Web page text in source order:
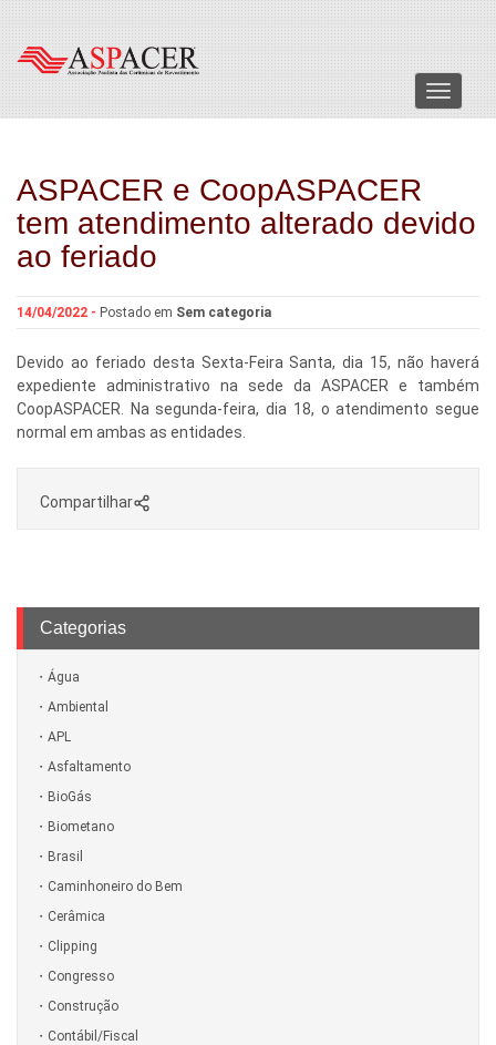
Menu
ASPACER e CoopASPACER
tem atendimento alterado devido
ao feriado
14/04/2022 - Postado em Sem categoria
Devido ao feriado desta Sexta-Feira Santa, dia 15, não haverá
expediente administrativo na sede da ASPACER e também
CoopASPACER. Na segunda-feira, dia 18, o atendimento segue
normal em ambas as entidades.
Compartilhar
Categorias
Água
Ambiental
APL
Asfaltamento
BioGás
Biometano
Brasil
Caminhoneiro do Bem
Cerâmica
Clipping
Congresso
Construção
Contábil/Fiscal